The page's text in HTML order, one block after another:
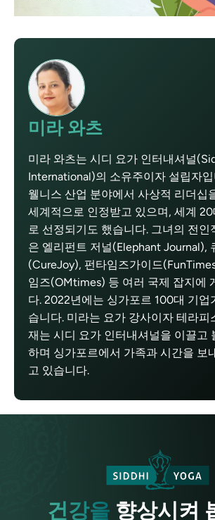
미라 와츠
미라 와츠는 시디 요가 인터내셔널
International)의 소유주이자 설립자
웰니스 산업 분야에서 사상적 리더십
세계적으로 인정받고 있으며, 세계
로 선정되기도 했습니다. 그녀의 전인
은 엘리펀트 저널(Elephant Journal),
(CureJoy), 펀타임즈가이드
임즈(OMtimes) 등 여러 국제 잡지에
다. 2022년에는 싱가포르 100대 기업
습니다. 미라는 요가 강사이자 테라피
재는 시디 요가 인터내셔널을 이끌고
하며 싱가포르에서 가족과 시간을 보
고 있습니다.
건강을 향상시켜